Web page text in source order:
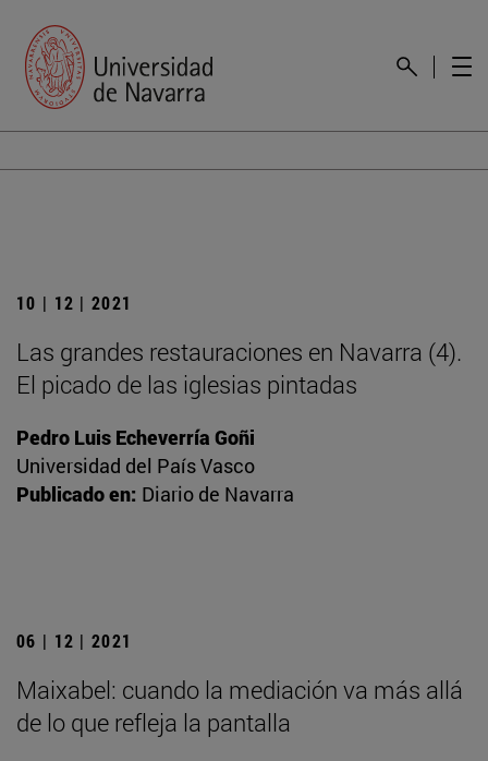
10 | 12 | 2021
Las grandes restauraciones en Navarra (4).
El picado de las iglesias pintadas
Pedro Luis Echeverría Goñi
Universidad del País Vasco
Publicado en: Diario de Navarra
06 | 12 | 2021
Maixabel: cuando la mediación va más allá
de lo que refleja la pantalla